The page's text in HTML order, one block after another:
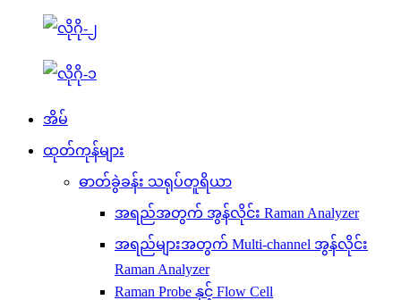
အိမ်
ထုတ်ကုန်များ
ဓာတ်ခွဲခန်း သရုပ်တူရိယာ
အရည်အတွက် အွန်လိုင်း Raman Analyzer
အရည်များအတွက် Multi-channel အွန်လိုင်း
Raman Analyzer
Raman Probe နှင့် Flow Cell